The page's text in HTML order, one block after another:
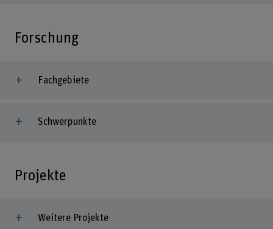
Forschung
Fachgebiete
Schwerpunkte
Projekte
Weitere Projekte